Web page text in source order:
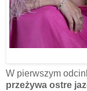
W pierwszym
przeżywa ostre